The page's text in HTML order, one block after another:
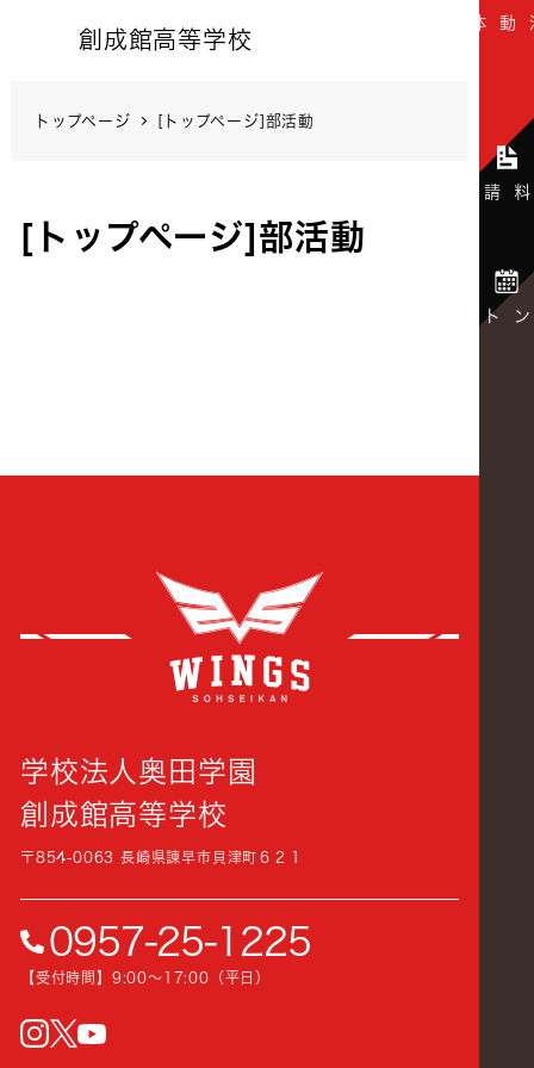
創成館高等学校
トップページ [トップページ]部活動
[トップページ]部活動
学校法人奥田学園
創成館高等学校
〒854-0063 長崎県諫早市貝津町６２１
0957-25-1225
【受付時間】9:00〜17:00（平日）
instagram